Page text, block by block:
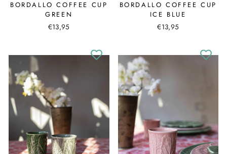
BORDALLO COFFEE CUP
GREEN
€13,95
BORDALLO COFFEE CUP
ICE BLUE
€13,95